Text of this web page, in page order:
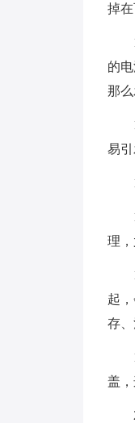
掉
的
那
易引
理
起
存、
盖